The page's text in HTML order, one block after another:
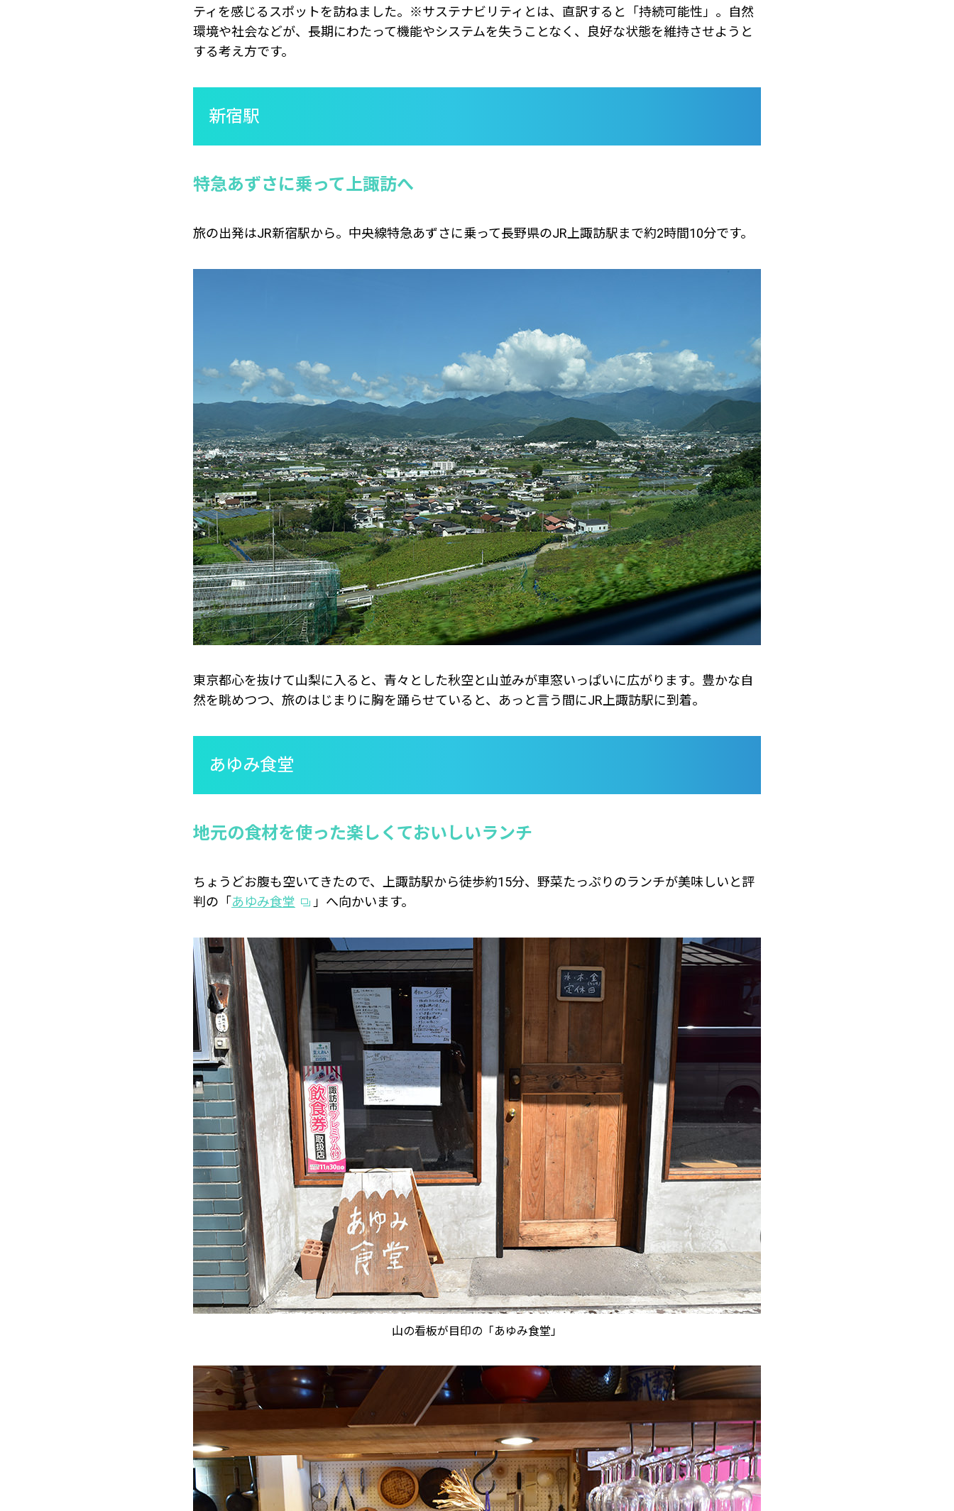
ティを感じるスポットを訪ねました。※サステナビリティとは、直訳すると「持続可能性」。自然
環境や社会などが、長期にわたって機能やシステムを失うことなく、良好な状態を維持させようと
する考え方です。
新宿駅
特急あずさに乗って上諏訪へ
旅の出発はJR新宿駅から。中央線特急あずさに乗って長野県のJR上諏訪駅まで約2時間10分です。
東京都心を抜けて山梨に入ると、青々とした秋空と山並みが車窓いっぱいに広がります。豊かな自
然を眺めつつ、旅のはじまりに胸を踊らせていると、あっと言う間にJR上諏訪駅に到着。
あゆみ食堂
地元の食材を使った楽しくておいしいランチ
ちょうどお腹も空いてきたので、上諏訪駅から徒歩約15分、野菜たっぷりのランチが美味しいと評
判の「 あゆみ食堂 」へ向かいます。
山の看板が目印の「あゆみ食堂」